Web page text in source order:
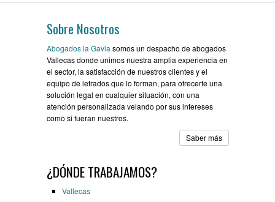
Sobre Nosotros
Abogados la Gaviasomos un despacho de abogados
Vallecas donde unimos nuestra amplia experiencia en
el sector, la satisfacción de nuestros clientes y el
equipo de letrados que lo forman, para ofrecerte una
solución legal en cualquier situación, con una
atención personalizada velando por sus intereses
como si fueran nuestros.
Saber más
¿DÓNDE TRABAJAMOS?
Vallecas